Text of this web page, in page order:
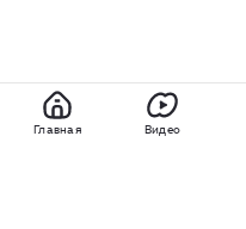
Главная Видео